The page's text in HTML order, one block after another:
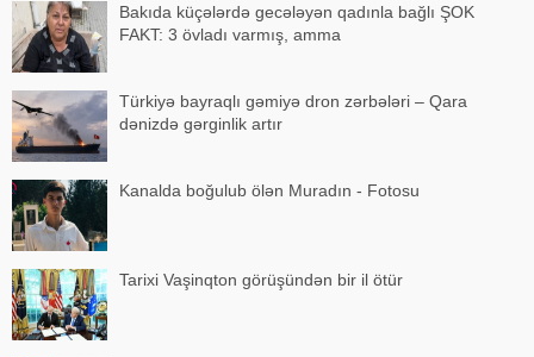
Bakıda küçələrdə gecələyən qadınla bağlı ŞOK
FAKT: 3 övladı varmış, amma
Türkiyə bayraqlı gəmiyə dron zərbələri – Qara
dənizdə gərginlik artır
Kanalda boğulub ölən Muradın - Fotosu
Tarixi Vaşinqton görüşündən bir il ötür